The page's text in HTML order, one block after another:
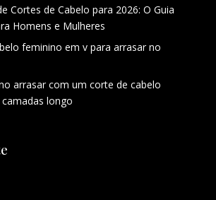
Cortes de Cabelo para 2026: O Guia
Homens e Mulheres
feminino em v para arrasar no
arrasar com um corte de cabelo
longo